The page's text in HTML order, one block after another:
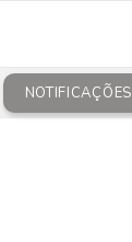
NOTIFICAÇÕES